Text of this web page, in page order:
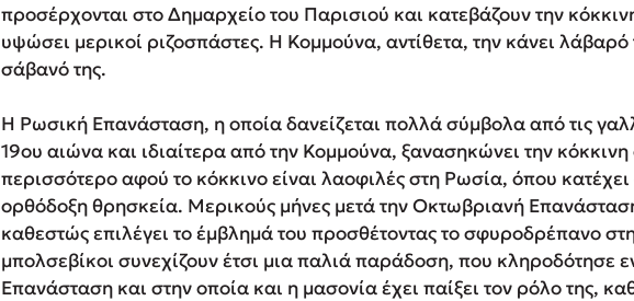
προσέρχονται στο Δημαρχείο του Παρισιού και κατεβάζουν την
υψώσει μερικοί ριζοσπάστες. Η Κομμούνα, αντίθετα, την κάνει λάβαρό
σάβανό της.
Η Ρωσική Επανάσταση, η οποία δανείζεται πολλά σύμβολα από τις
19ου αιώνα και ιδιαίτερα από την Κομμούνα, ξανασηκώνει την
περισσότερο αφού το κόκκινο είναι λαοφιλές στη Ρωσία, όπου
ορθόδοξη θρησκεία. Μερικούς μήνες μετά την Οκτωβριανή
καθεστώς επιλέγει το έμβλημά του προσθέτοντας το σφυροδρέπανο
μπολσεβίκοι συνεχίζουν έτσι μια παλιά παράδοση, που κληροδότησε
Επανάσταση και στην οποία και η μασονία έχει παίξει τον ρόλο της,